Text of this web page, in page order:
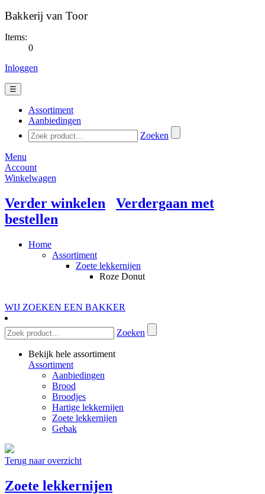
Bakkerij van Toor
Items:
0
Inloggen
☰
Assortiment
Aanbiedingen
Zoeken
Menu
Account
Winkelwagen
Verder winkelen
Verdergaan met
bestellen
Home
Assortiment
Zoete lekkernijen
Roze Donut
WIJ ZOEKEN EEN BAKKER
Zoeken
Bekijk hele assortiment
Assortiment
Aanbiedingen
Brood
Broodjes
Hartige lekkernijen
Zoete lekkernijen
Gebak
Terug naar overzicht
Zoete lekkernijen